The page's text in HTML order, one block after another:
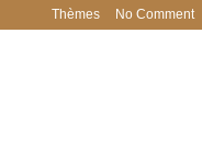
Thèmes No Comment